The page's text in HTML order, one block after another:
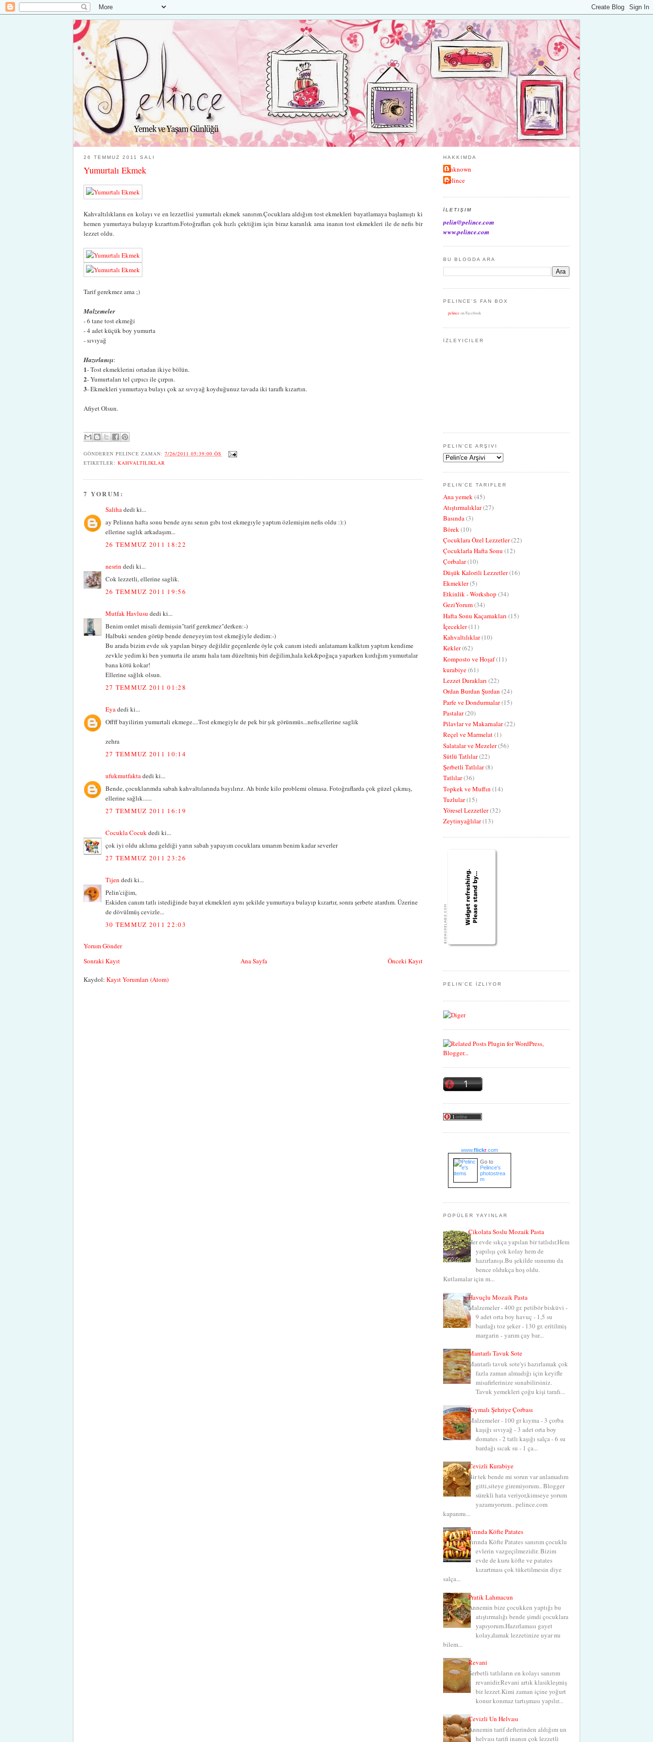
26 TEMMUZ 2011 SALI
Yumurtalı Ekmek
Kahvaltılıkların en kolayı ve en lezzetlisi yumurtalı ekmek sanırım.Çocuklara aldığım tost ekmekleri bayatlamaya başlamıştı ki
hemen yumurtaya bulayıp kızarttım.Fotoğrafları çok hızlı çektiğim için biraz karanlık ama inanın tost ekmekleri ile de nefis bir
lezzet oldu.
Tarif gerekmez ama ;)
Malzemeler
- 6 tane tost ekmeği
- 4 adet küçük boy yumurta
- sıvıyağ
Hazırlanışı:
1- Tost ekmeklerini ortadan ikiye bölün.
2- Yumurtaları tel çırpıcı ile çırpın.
3- Ekmekleri yumurtaya bulayı çok az sıvıyağ koyduğunuz tavada iki taraflı kızartın.
Afiyet Olsun.
GÖNDEREN PELINCE ZAMAN:7/26/2011 05:39:00 ÖS
ETIKETLER: KAHVALTILIKLAR
7 YORUM:
Saliha dedi ki...
ay Pelinnn hafta sonu bende aynı senın gıbı tost ekmegıyle yaptım özlemişim nefis oldu :):)
ellerine saglık arkadaşım...
26 TEMMUZ 2011 18:22
nesrin dedi ki...
Cok lezzetli, ellerine saglik.
26 TEMMUZ 2011 19:56
Mutfak Havlusu dedi ki...
Benim omlet misali demişsin"tarif gerekmez"derken:-)
Halbuki senden görüp bende deneyeyim tost ekmeğiyle dedim:-)
Bu arada bizim evde sık yapılan birşey değildir geçenlerde öyle çok canım istedi anlatamam kalktım yaptım kendime
zevkle yedim ki ben yumurta ile aramı hala tam düzeltmiş biri değilim,hala kek&poğaça yaparken kırdığım yumurtalar
bana kötü kokar!
Ellerine sağlık olsun.
27 TEMMUZ 2011 01:28
Eya dedi ki...
Offff bayilirim yumurtali ekmege....Tost ekmegiyle de pek bir şık görünmüs...nefis,ellerine saglik
zehra
27 TEMMUZ 2011 10:14
ufukmutfakta dedi ki...
Bende, çocuklarımda sabah kahvaltılarında bayılırız. Ah birde kilo problemi olmasa. Fotoğraflarda çok güzel çıkmış,
ellerine sağlık......
27 TEMMUZ 2011 16:19
Cocukla Cocuk dedi ki...
çok iyi oldu aklıma geldiği yarın sabah yapayım cocuklara umarım benim kadar severler
27 TEMMUZ 2011 23:26
Tijen dedi ki...
Pelin'ciğim,
Eskiden canım tatlı istediğinde bayat ekmekleri aynı şekilde yumurtaya bulayıp kızartır, sonra şerbete atardım. Üzerine
de dövülmüş cevizle...
30 TEMMUZ 2011 22:03
Yorum Gönder
Sonraki Kayıt
Önceki Kayıt
Ana Sayfa
Kaydol: Kayıt Yorumları (Atom)
HAKKIMDA
Unknown
pelince
İLETIŞIM
pelin@pelince.com
www.pelince.com
BU BLOGDA ARA
PELINCE'S FAN BOX
pelince on Facebook
İZLEYICILER
PELIN'CE ARŞIVI
PELIN'CE TARIFLER
Ana yemek(45)
Atıştırmalıklar(27)
Basında(3)
Börek(10)
Çocuklara Özel Lezzetler(22)
Çocuklarla Hafta Sonu (12)
Çorbalar(10)
Düşük Kalorili Lezzetler(16)
Ekmekler(5)
Etkinlik - Workshop (34)
GeziYorum(34)
Hafta Sonu Kaçamakları (15)
İçecekler(11)
Kahvaltılıklar(10)
Kekler(62)
Komposto ve Hoşaf(11)
kurabiye(61)
Lezzet Durakları (22)
Ordan Burdan Şurdan (24)
Parfe ve Dondurmalar(15)
Pastalar(20)
Pilavlar ve Makarnalar(22)
Reçel ve Marmelat(1)
Salatalar ve Mezeler(56)
Sütlü Tatlılar(22)
Şerbetli Tatlılar(8)
Tatlılar(36)
Topkek ve Muffın (14)
Tuzlular(15)
Yöresel Lezzetler(32)
Zeytinyağlılar(13)
PELIN'CE İZLIYOR
www.flickr.com
Go to
Pelince's
photostrea
m
POPÜLER YAYINLAR
Çikolata Soslu Mozaik Pasta
Her evde sıkça yapılan bir tatlıdır.Hem
yapılışı çok kolay hem de
hazırlanışı.Bu şekilde sunumu da
bence oldukça hoş oldu.
Kutlamalar için m...
Havuçlu Mozaik Pasta
Malzemeler - 400 gr. petibör bisküvi -
9 adet orta boy havuç - 1,5 su
bardağı toz şeker - 130 gr. eritilmiş
margarin - yarım çay bar...
Mantarlı Tavuk Sote
Mantarlı tavuk sote'yi hazırlamak çok
fazla zaman almadığı için keyifle
misafirlerinize sunabilirsiniz.
Tavuk yemekleri çoğu kişi tarafı...
Kıymalı Şehriye Çorbası
Malzemeler - 100 gr kıyma - 3 çorba
kaşığı sıvıyağ - 3 adet orta boy
domates - 2 tatlı kaşığı salça - 6 su
bardağı sıcak su - 1 ça...
Cevizli Kurabiye
Bir tek bende mi sorun var anlamadım
gitti,siteye giremiyorum.. Blogger
sürekli hata veriyor,kimseye yorum
yazamıyorum.. pelince.com
kapanmı...
Fırında Köfte Patates
Fırında Köfte Patates sanırım çocuklu
evlerin vazgeçilmezidir. Bizim
evde de kuru köfte ve patates
kızartması çok tüketilmesin diye
salça...
Pratik Lahmacun
Annemin bize çocukken yaptığı bu
atıştırmalığı bende şimdi çocuklara
yapıyorum.Hazırlaması gayet
kolay,damak lezzetinize uyar mı
bilem...
Revani
Şerbetli tatlıların en kolayı sanırım
revanidir.Revani artık klasikleşmiş
bir lezzet.Kimi zaman içine yoğurt
konur konmaz tartışması yapılır...
Cevizli Un Helvası
Annemin tarif defterinden aldığım un
helvası tarifi inanın çok lezzetli